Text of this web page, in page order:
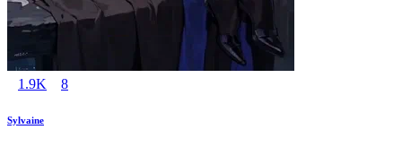
1.9K 8
Sylvaine